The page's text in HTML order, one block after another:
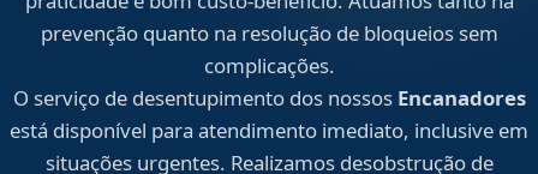
prevenção quanto na resolução de bloqueios sem
complicações.
O serviço de desentupimento dos nossos Encanadores
está disponível para atendimento imediato, inclusive em
situações urgentes. Realizamos desobstrução de